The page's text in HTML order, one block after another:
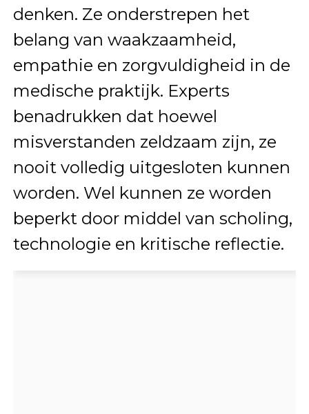
denken. Ze onderstrepen het
belang van waakzaamheid,
empathie en zorgvuldigheid in de
medische praktijk. Experts
benadrukken dat hoewel
misverstanden zeldzaam zijn, ze
nooit volledig uitgesloten kunnen
worden. Wel kunnen ze worden
beperkt door middel van scholing,
technologie en kritische reflectie.